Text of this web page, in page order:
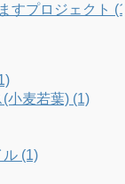
e
すプロジェクト (1)
小麦若葉) (1)
ル (1)